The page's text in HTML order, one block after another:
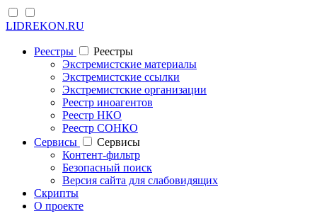
LIDREKON.RU
Реестры
Реестры
Экстремистские материалы
Экстремистские ссылки
Экстремистские организации
Реестр иноагентов
Реестр НКО
Реестр СОНКО
Cервисы
Cервисы
Контент-фильтр
Безопасный поиск
Версия сайта для слабовидящих
Скрипты
О проекте